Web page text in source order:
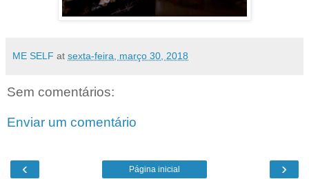
ME SELF at sexta-feira, março 30, 2018
Sem comentários:
Enviar um comentário
‹ ›
Página inicial